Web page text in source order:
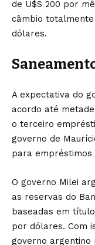
de U$S 200 por
câmbio
dólares.
A expectativa do
acordo até
o terceiro
governo de
para empréstimos
O governo Milei
as reservas do
baseadas em
por dólares. Com
governo argentino